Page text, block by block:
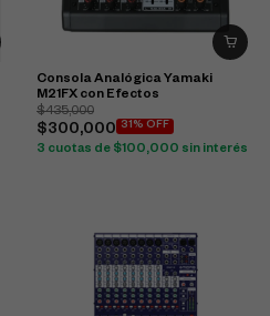
Consola Analógica Yamaki
M21FX con Efectos
$435,000
$300,000 31% OFF
3 cuotas de $100,000 sin interés